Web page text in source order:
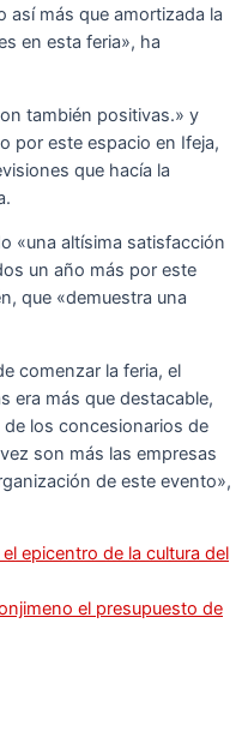
así más que amortizada la
en esta feria», ha
también positivas.» y
por este espacio en Ifeja,
que hacía la
«una altísima satisfacción
un año más por este
que «demuestra una
comenzar la feria, el
era más que destacable,
los concesionarios de
son más las empresas
de este evento»,
epicentro de la cultura del
el presupuesto de